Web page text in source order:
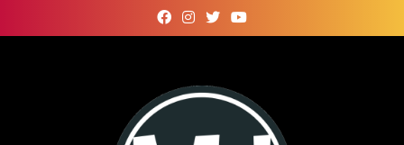
to